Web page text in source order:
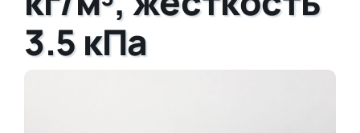
3.5 кПа